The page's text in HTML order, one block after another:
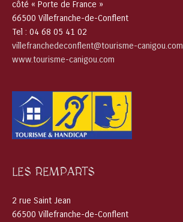
côté « Porte de France »
66500 Villefranche-de-Conflent
Tel : 04 68 05 41 02
villefranchedeconflent@tourisme-canigou.com
www.tourisme-canigou.com
LES REMPARTS
2 rue Saint Jean
66500 Villefranche-de-Conflent